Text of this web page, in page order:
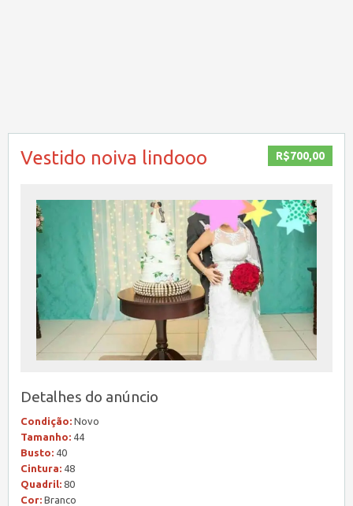
R$700,00
Vestido noiva lindooo
Detalhes do anúncio
Condição: Novo
Tamanho: 44
Busto: 40
Cintura: 48
Quadril: 80
Cor: Branco